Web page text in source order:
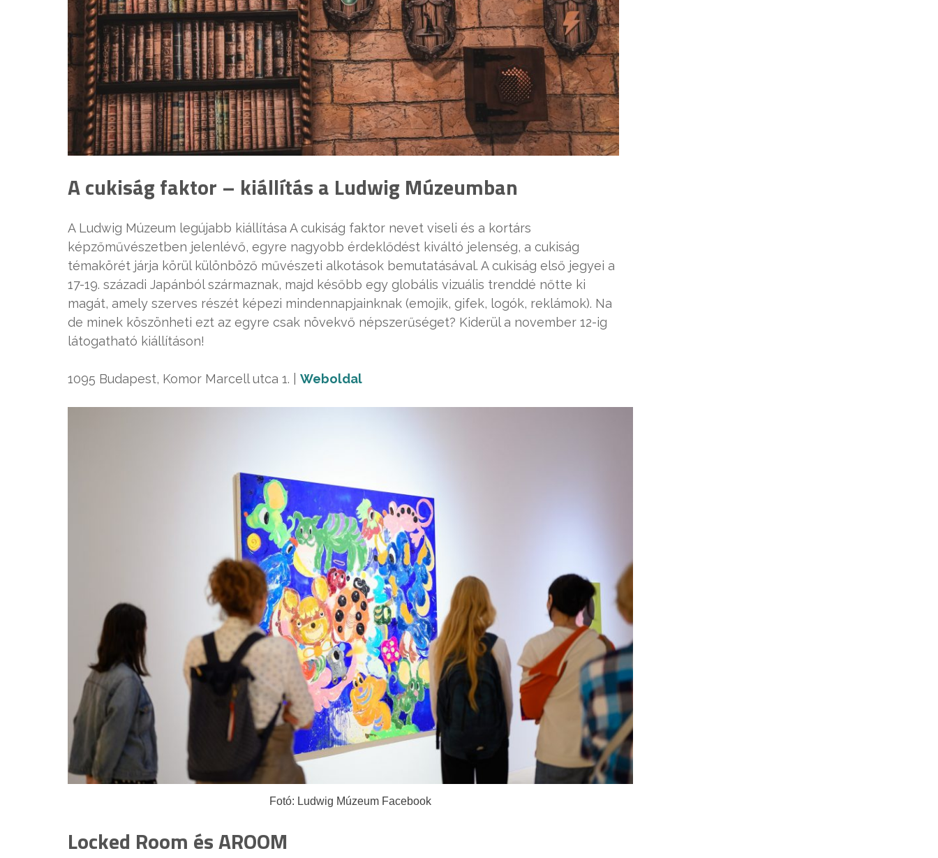
A cukiság faktor – kiállítás a Ludwig Múzeumban
A Ludwig Múzeum legújabb kiállítása A cukiság faktor nevet viseli és a kortárs
képzőművészetben jelenlévő, egyre nagyobb érdeklődést kiváltó jelenség, a cukiság
témakörét járja körül különböző művészeti alkotások bemutatásával. A cukiság első jegyei a
17-19. századi Japánból származnak, majd később egy globális vizuális trenddé nőtte ki
magát, amely szerves részét képezi mindennapjainknak (emojik, gifek, logók, reklámok). Na
de minek köszönheti ezt az egyre csak növekvő népszerűséget? Kiderül a november 12-ig
látogatható kiállításon!
1095 Budapest, Komor Marcell utca 1. | Weboldal
Fotó: Ludwig Múzeum Facebook
Locked Room és AROOM